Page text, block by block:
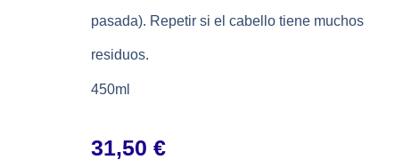
pasada). Repetir si el cabello tiene muchos
residuos.
450ml
31,50 €